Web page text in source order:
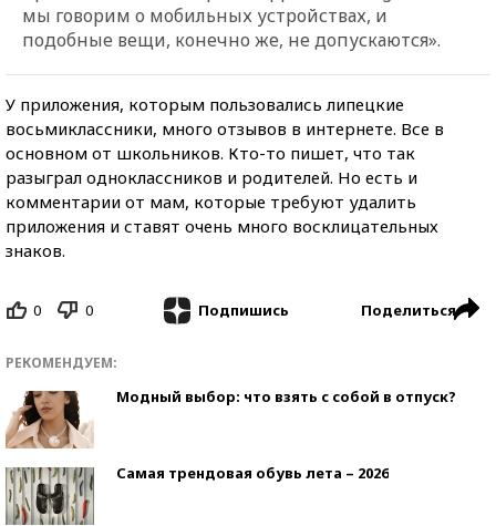
мы говорим о мобильных устройствах, и
подобные вещи, конечно же, не допускаются».
У приложения, которым пользовались липецкие
восьмиклассники, много отзывов в интернете. Все в
основном от школьников. Кто-то пишет, что так
разыграл одноклассников и родителей. Но есть и
комментарии от мам, которые требуют удалить
приложения и ставят очень много восклицательных
знаков.
0 0 Подпишись Поделиться
РЕКОМЕНДУЕМ:
Модный выбор: что взять с собой в отпуск?
Самая трендовая обувь лета – 2026